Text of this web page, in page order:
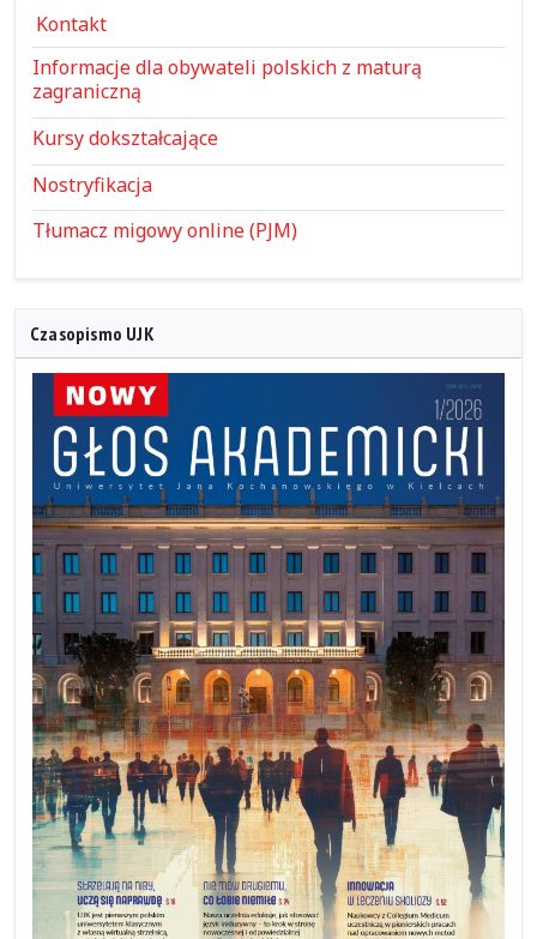
Kontakt
Informacje dla obywateli polskich z maturą
zagraniczną
Kursy dokształcające
Nostryfikacja
Tłumacz migowy online (PJM)
Czasopismo UJK